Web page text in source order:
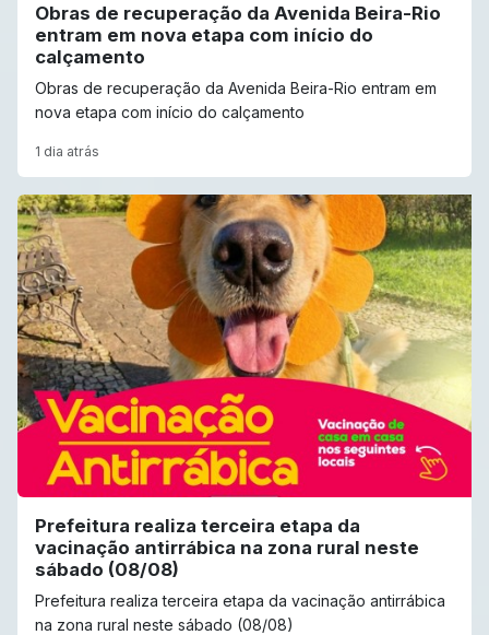
Obras de recuperação da Avenida Beira-Rio
entram em nova etapa com início do
calçamento
Obras de recuperação da Avenida Beira-Rio entram em
nova etapa com início do calçamento
1 dia atrás
Prefeitura realiza terceira etapa da
vacinação antirrábica na zona rural neste
sábado (08/08)
Prefeitura realiza terceira etapa da vacinação antirrábica
na zona rural neste sábado (08/08)